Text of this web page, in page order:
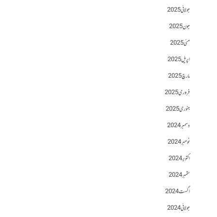
جولائی 2025
جون 2025
مئی 2025
اپریل 2025
مارچ 2025
فروری 2025
جنوری 2025
دسمبر 2024
نومبر 2024
اکتوبر 2024
ستمبر 2024
اگست 2024
جولائی 2024